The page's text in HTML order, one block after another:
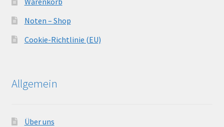
Noten – Shop
Cookie-Richtlinie (EU)
Allgemein
Über uns